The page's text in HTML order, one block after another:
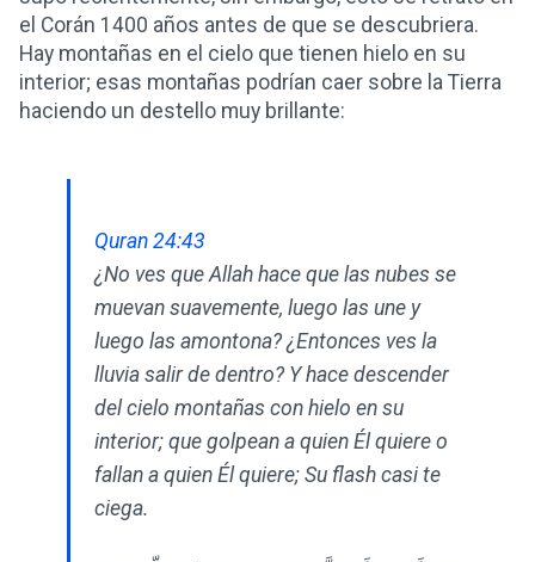
el Corán 1400 años antes de que se descubriera.
Hay montañas en el cielo que tienen hielo en su
interior; esas montañas podrían caer sobre la Tierra
haciendo un destello muy brillante:
Quran 24:43
¿No ves que Allah hace que las nubes se
muevan suavemente, luego las une y
luego las amontona? ¿Entonces ves la
lluvia salir de dentro? Y hace descender
del cielo montañas con hielo en su
interior; que golpean a quien Él quiere o
fallan a quien Él quiere; Su flash casi te
ciega.